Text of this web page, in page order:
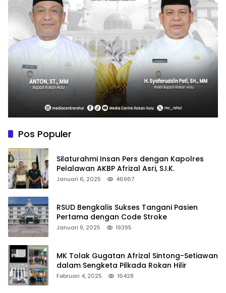
Pos Populer
Silaturahmi Insan Pers dengan Kapolres
Pelalawan AKBP Afrizal Asri, S.I.K.
Januari 6, 2025 46967
RSUD Bengkalis Sukses Tangani Pasien
Pertama dengan Code Stroke
Januari 9, 2025 19395
MK Tolak Gugatan Afrizal Sintong-Setiawan
dalam Sengketa Pilkada Rokan Hilir
Februari 4, 2025 16428